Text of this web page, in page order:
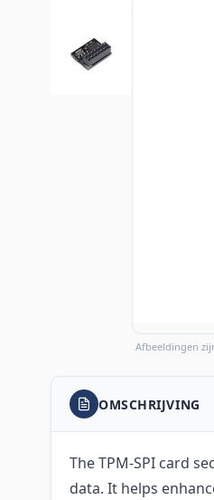
Afbeeldingen
OMSCHRIJVING
The TPM-SPI card
data. It helps